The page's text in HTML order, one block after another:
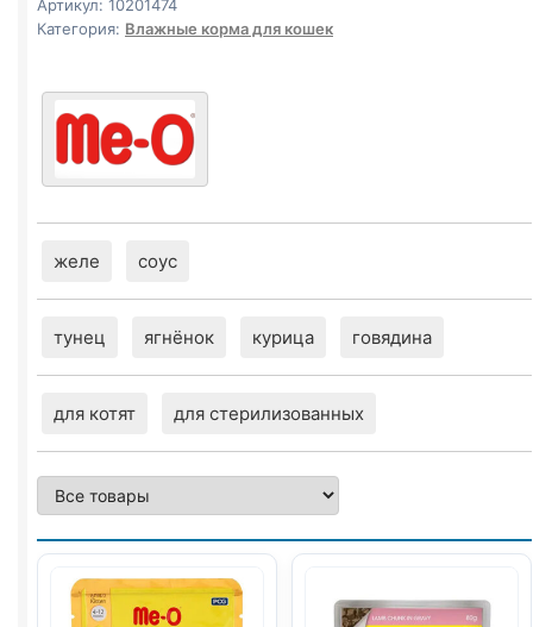
желе
Артикул: 10201474
Категория: Влажные корма для кошек
желе соус
тунец ягнёнок курица говядина
для котят для стерилизованных